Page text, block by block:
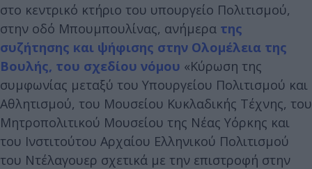
στο κεντρικό κτήριο του υπουργείο Πολιτισμού,
στην οδό Μπουμπουλίνας, ανήμερα της
συζήτησης και ψήφισης στην Ολομέλεια της
Βουλής, του σχεδίου νόμου «Κύρωση της
συμφωνίας μεταξύ του Υπουργείου Πολιτισμού και
Αθλητισμού, του Μουσείου Κυκλαδικής Τέχνης, του
Μητροπολιτικού Μουσείου της Νέας Υόρκης και
του Ινστιτούτου Αρχαίου Ελληνικού Πολιτισμού
του Ντέλαγουερ σχετικά με την επιστροφή στην